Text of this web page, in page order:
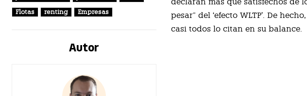
Flotas
renting Empresas
Autor
pesar” del ‘efecto WLTP’. De
casi todos lo citan en su balance.